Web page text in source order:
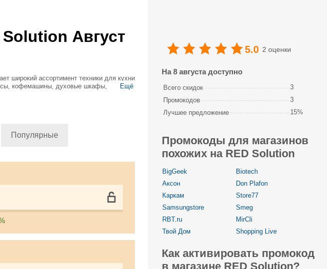
Август
широкий ассортимент техники для кухни
кофемашины, духовые шкафы,
Ещё
Популярные
5.0 2 оценки
На 8 августа доступно
Всего скидок
3
Промокодов
3
Лучшее предложение
15%
Промокоды для магазинов
похожих на RED Solution
BigGeek
Biotech
Аксон
Don Plafon
Каркам
Store77
Samsungstore
Smeg
RBT.ru
MirCli
Твой Дом
Shopping Live
Как активировать промокод
в магазине RED Solution?